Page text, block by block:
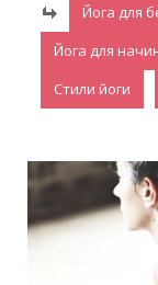
Йога для
Йога для
Стили йоги